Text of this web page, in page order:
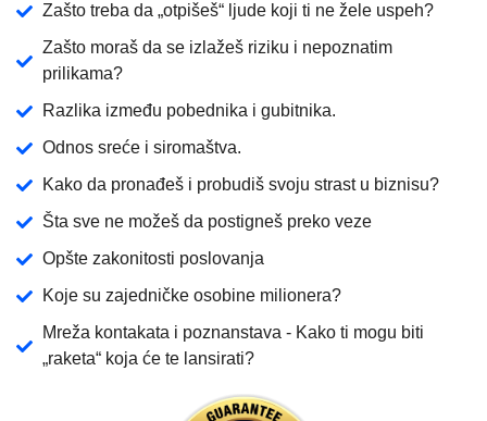
Zašto treba da „otpišeš“ ljude koji ti ne žele uspeh?
Zašto moraš da se izlažeš riziku i nepoznatim
prilikama?
Razlika između pobednika i gubitnika.
Odnos sreće i siromaštva.
Kako da pronađeš i probudiš svoju strast u biznisu?
Šta sve ne možeš da postigneš preko veze
Opšte zakonitosti poslovanja
Koje su zajedničke osobine milionera?
Mreža kontakata i poznanstava - Kako ti mogu biti
„raketa“ koja će te lansirati?
me
Lost
password?
Login
Lost Your
Password?
Username or email